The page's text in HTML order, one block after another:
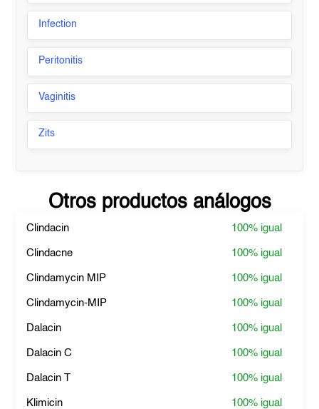
Infection
Peritonitis
Vaginitis
Zits
Otros productos análogos
Clindacin 100% igual
Clindacne 100% igual
Clindamycin MIP 100% igual
Clindamycin-MIP 100% igual
Dalacin 100% igual
Dalacin C 100% igual
Dalacin T 100% igual
Klimicin 100% igual